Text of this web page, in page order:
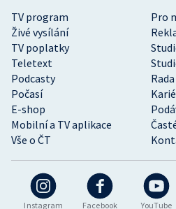
Instagram Facebook YouTube
TV program
Pro
Živé vysílání
TV poplatky
Teletext
Podcasty
Počasí
E-shop
Mobilní a TV aplikace
Vše o ČT